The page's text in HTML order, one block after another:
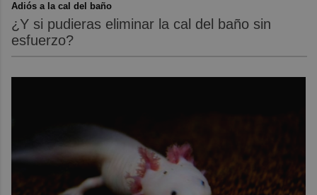
Adiós a la cal del baño
¿Y si pudieras eliminar la cal del baño sin
esfuerzo?